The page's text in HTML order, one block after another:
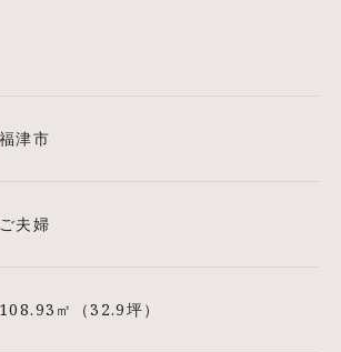
福津市
ご夫婦
108.93㎡（32.9坪）